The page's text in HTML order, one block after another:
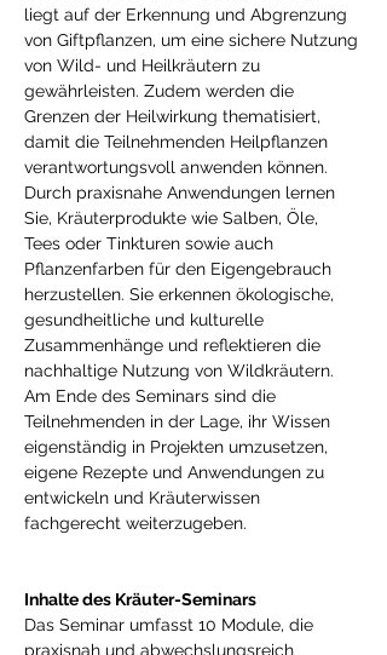
liegt auf der Erkennung und Abgrenzung
von Giftpflanzen, um eine sichere Nutzung
von Wild- und Heilkräutern zu
gewährleisten. Zudem werden die
Grenzen der Heilwirkung thematisiert,
damit die Teilnehmenden Heilpflanzen
verantwortungsvoll anwenden können.
Durch praxisnahe Anwendungen lernen
Sie, Kräuterprodukte wie Salben, Öle,
Tees oder Tinkturen sowie auch
Pflanzenfarben für den Eigengebrauch
herzustellen. Sie erkennen ökologische,
gesundheitliche und kulturelle
Zusammenhänge und reflektieren die
nachhaltige Nutzung von Wildkräutern.
Am Ende des Seminars sind die
Teilnehmenden in der Lage, ihr Wissen
eigenständig in Projekten umzusetzen,
eigene Rezepte und Anwendungen zu
entwickeln und Kräuterwissen
fachgerecht weiterzugeben.
Inhalte des Kräuter-Seminars
Das Seminar umfasst 10 Module, die
praxisnah und abwechslungsreich